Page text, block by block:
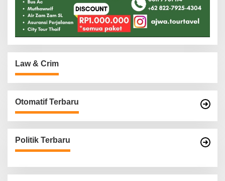
Law & Crim
Otomatif Terbaru
Politik Terbaru